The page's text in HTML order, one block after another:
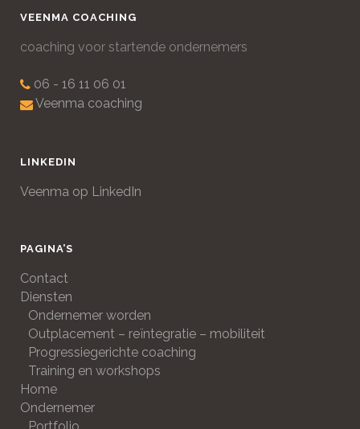
VEENMA COACHING
coaching voor startende ondernemers
06 - 16 11 06 01
Veenma coaching
LINKEDIN
Veenma op LinkedIn
PAGINA’S
Contact
Diensten
Ondernemer worden
Outplacement – reïntegratie – mobiliteit
Progressiegerichte coaching
Training en workshops
Home
Ondernemer
Portfolio